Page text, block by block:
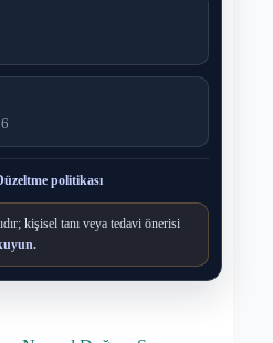
politikası
kişisel tanı veya tedavi önerisi